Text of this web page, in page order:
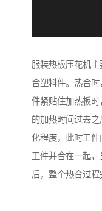
服装热板压花机
合塑料件。热合
件紧贴住加热板
的加热时间过去
化程度，此时工
工件并合在一起
后，整个热合过程